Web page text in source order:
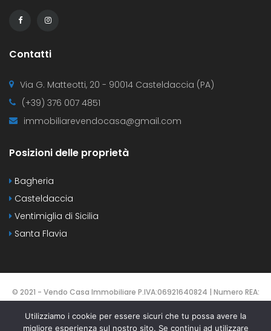
Contatti
Via G. Matteotti, 20 - 90014 Casteldaccia (PA)
(+39) 376 007 4851
immobiliarevendocasa@gmail.com
Posizioni delle proprietà
Bagheria
Casteldaccia
Ventimiglia di Sicilia
Santa Flavia
© 2021 - Vendo Casa Immobiliare P.IVA:06921640824 | Numero REA:
PA-425137 | DESIGNED BYWebvox.it
Utilizziamo i cookie per essere sicuri che tu possa avere la
migliore esperienza sul nostro sito. Se continui ad utilizzare